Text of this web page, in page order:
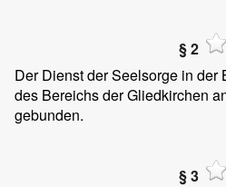
§ 2
Der Dienst der Seelsorge in
des Bereichs der Gliedkirchen
gebunden.
§ 3